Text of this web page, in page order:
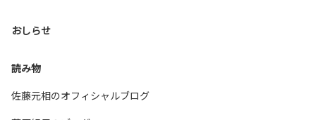
おしらせ
読み物
佐藤元相のオフィシャルブログ